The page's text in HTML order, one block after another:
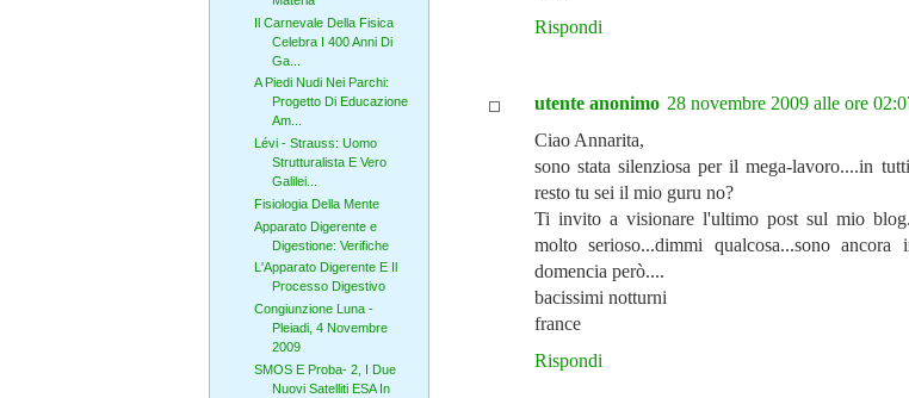
Rispondi
utente anonimo 28 novembre 2009 alle ore
Ciao Annarita,
sono stata silenziosa per il mega-lavoro....in
resto tu sei il mio guru no?
Ti invito a visionare l'ultimo post sul mio
molto serioso...dimmi qualcosa...sono
domencia però....
bacissimi notturni
france
Rispondi
Il Carnevale Della Fisica
Celebra I 400 Anni Di
Ga...
A Piedi Nudi Nei Parchi:
Progetto Di Educazione
Am...
Lévi - Strauss: Uomo
Strutturalista E Vero
Galilei...
Fisiologia Della Mente
Apparato Digerente e
Digestione: Verifiche
L'Apparato Digerente E Il
Processo Digestivo
Congiunzione Luna -
Pleiadi, 4 Novembre
2009
SMOS E Proba- 2, I Due
Nuovi Satelliti ESA In